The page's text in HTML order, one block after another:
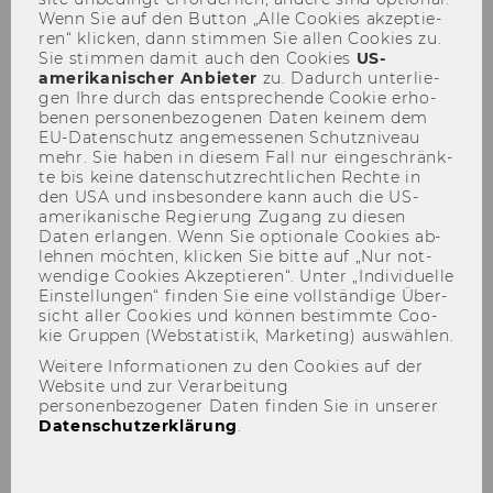
wichtig ist, deine eigene
Erfolgsdefinition zu
entwickeln (EN)
TEILEN TEILEN
11. März 2024
On­line Talk | On­line via Zoom | 13:00 -
14:30
Wenn Sie auf den But­ton „Alle Coo­kies ak­zep­tie­
ren“ kli­cken, dann stim­men Sie allen Coo­kies zu.
Sie stim­men damit auch den Coo­kies US-​
amerikanischer An­bie­ter zu. Da­durch un­ter­lie­
gen Ihre durch das ent­spre­chen­de Coo­kie er­ho­
be­nen per­so­nen­be­zo­ge­nen Daten kei­nem dem
EU-​Datenschutz an­ge­mes­se­nen Schutz­ni­veau
mehr. Sie haben in die­sem Fall nur ein­ge­schränk­
te bis keine da­ten­schutz­recht­li­chen Rech­te in
den USA und ins­be­son­de­re kann auch die US-​
amerikanische Re­gie­rung Zu­gang zu die­sen
Daten er­lan­gen. Wenn Sie op­tio­na­le Coo­kies ab­
leh­nen möch­ten, kli­cken Sie bitte auf „Nur not­
wen­di­ge Coo­kies Ak­zep­tie­ren“. Unter „In­di­vi­du­el­le
Ein­stel­lun­gen“ fin­den Sie eine voll­stän­di­ge Über­
sicht aller Coo­kies und kön­nen be­stimm­te Coo­
kie Grup­pen (Web­sta­tis­tik, Mar­ke­ting) aus­wäh­len.
Weitere Informationen zu den Cookies auf der
Website und zur Verarbeitung
personenbezogener Daten finden Sie in unserer
Datenschutzerklärung.